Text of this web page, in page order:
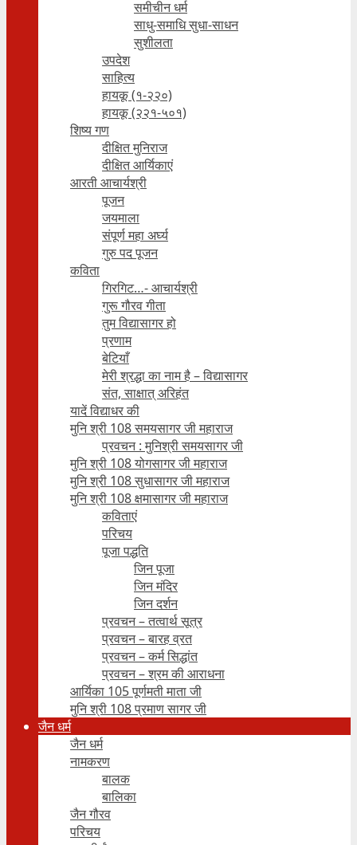
समीचीन धर्म
साधु-समाधि सुधा-साधन
सुशीलता
उपदेश
साहित्य
हायकू (१‍-२२०)
हायकू (२२१-५०१)
शिष्य गण
दीक्षित मुनिराज
दीक्षित आर्यिकाएं
आरती आचार्यश्री
पूजन
जयमाला
संपूर्ण महा अर्घ्य
गुरु पद पूजन
कविता
गिरगिट…- आचार्यश्री
गुरू गौरव गीता
तुम विद्यासागर हो
प्रणाम
बेटियाँ
मेरी श्रद्धा का नाम है – विद्यासागर
संत, साक्षात् अरिहंत
यादें विद्याधर की
मुनि श्री 108 समयसागर जी महाराज
प्रवचन : मुनिश्री समयसागर जी
मुनि श्री 108 योगसागर जी महाराज
मुनि श्री 108 सुधासागर जी महाराज
मुनि श्री 108 क्षमासागर जी महाराज
कविताएं
परिचय
पूजा पद्धति
जिन पूजा
जिन मंदिर
जिन दर्शन
प्रवचन – तत्वार्थ सूत्र
प्रवचन – बारह व्रत
प्रवचन – कर्म सिद्धांत
प्रवचन – श्रम की आराधना
आर्यिका 105 पूर्णमती माता जी
मुनि श्री 108 प्रमाण सागर जी
जैन धर्म
जैन धर्म
नामकरण
बालक
बालिका
जैन गौरव
परिचय